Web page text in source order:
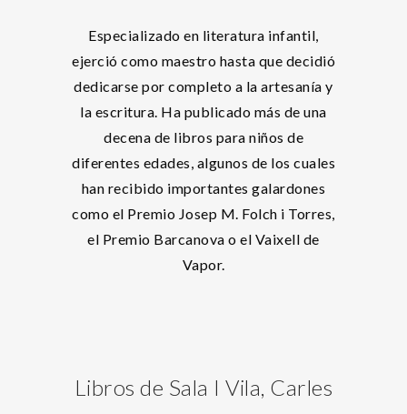
Especializado en literatura infantil,
ejerció como maestro hasta que decidió
dedicarse por completo a la artesanía y
la escritura. Ha publicado más de una
decena de libros para niños de
diferentes edades, algunos de los cuales
han recibido importantes galardones
como el Premio Josep M. Folch i Torres,
el Premio Barcanova o el Vaixell de
Vapor.
Libros de Sala I Vila, Carles